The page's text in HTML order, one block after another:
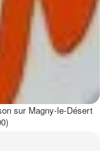
sur Magny-le-Désert